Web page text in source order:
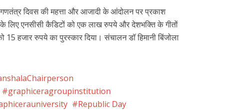
दिवस की महत्ता और आजादी के आंदोलन पर प्रकाश
के लिए एनसीसी कैडिटों को एक लाख रुपये और देशभक्ति के गीतों
15 हजार रुपये का पुरस्कार दिया। संचालन डॉ हिमानी बिंजोला
graphiceragroupinstitution
Republic Day